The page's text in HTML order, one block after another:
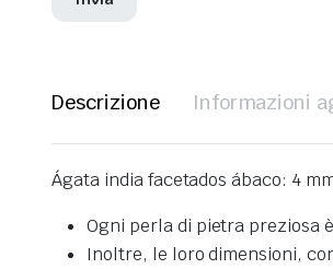
Descrizione Informazioni
Ágata india facetados ábaco: 4
Ogni perla di pietra preziosa
Inoltre, le loro dimensioni,